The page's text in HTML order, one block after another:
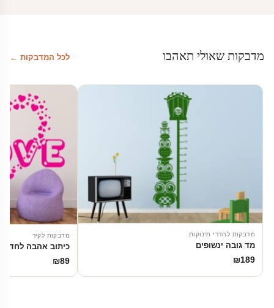
מדבקות שאולי תאהבו לכל המדבקות ←
מדבקות לחדרי תינוקות
מד גובה ינשופים
₪189
מדבקות לקיר
כיתוב אהבה לחדר
₪89